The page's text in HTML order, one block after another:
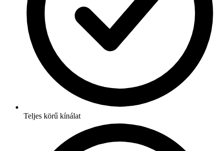
Teljes körű kínálat